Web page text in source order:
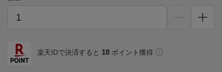
楽天IDで決済すると 18 ポイント獲得